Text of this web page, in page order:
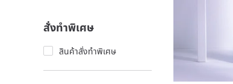
สั่งทำพิเศษ
สินค้าสั่งทำพิเศษ